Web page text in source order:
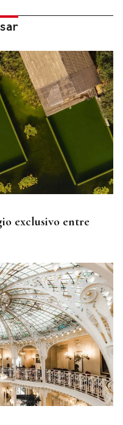
exclusivo entre